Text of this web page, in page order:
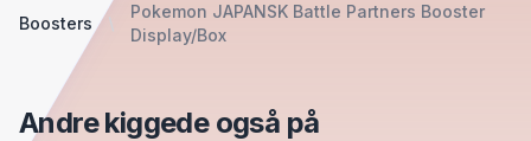
Boosters
Pokemon JAPANSK Battle Partners Booster
Display/Box
Andre kiggede også på